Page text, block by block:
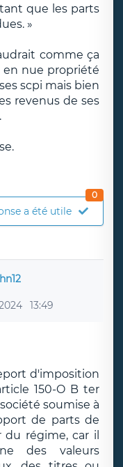
que les parts
»
comme ça
nue propriété
scpi mais bien
revenus de ses
a été utile
0
13:49
d'imposition
150-O B ter
soumise à
de parts de
régime, car il
des valeurs